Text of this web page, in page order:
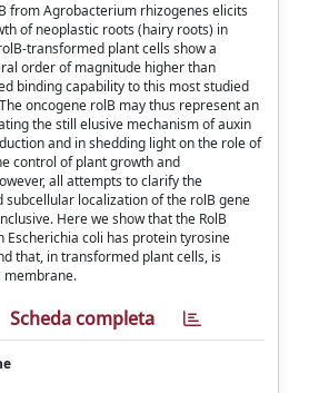
from Agrobacterium rhizogenes elicits
of neoplastic roots (hairy roots) in
transformed plant cells show a
order of magnitude higher than
binding capability to this most studied
oncogene rolB may thus represent an
the still elusive mechanism of auxin
and in shedding light on the role of
control of plant growth and
all attempts to clarify the
subcellular localization of the rolB gene
Here we show that the RolB
Escherichia coli has protein tyrosine
that, in transformed plant cells, is
membrane.
Scheda completa